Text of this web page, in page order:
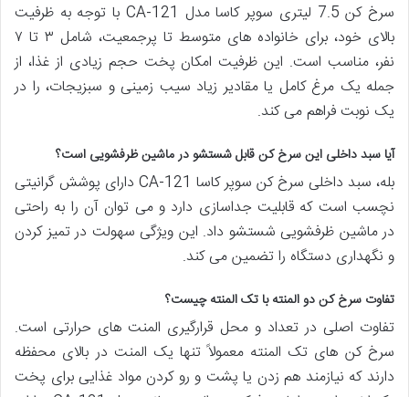
سرخ کن 7.5 لیتری سوپر کاسا مدل CA-121 با توجه به ظرفیت
بالای خود، برای خانواده های متوسط تا پرجمعیت، شامل ۳ تا ۷
نفر، مناسب است. این ظرفیت امکان پخت حجم زیادی از غذا، از
جمله یک مرغ کامل یا مقادیر زیاد سیب زمینی و سبزیجات، را در
یک نوبت فراهم می کند.
آیا سبد داخلی این سرخ کن قابل شستشو در ماشین ظرفشویی است؟
بله، سبد داخلی سرخ کن سوپر کاسا CA-121 دارای پوشش گرانیتی
نچسب است که قابلیت جداسازی دارد و می توان آن را به راحتی
در ماشین ظرفشویی شستشو داد. این ویژگی سهولت در تمیز کردن
و نگهداری دستگاه را تضمین می کند.
تفاوت سرخ کن دو المنته با تک المنته چیست؟
تفاوت اصلی در تعداد و محل قرارگیری المنت های حرارتی است.
سرخ کن های تک المنته معمولاً تنها یک المنت در بالای محفظه
دارند که نیازمند هم زدن یا پشت و رو کردن مواد غذایی برای پخت